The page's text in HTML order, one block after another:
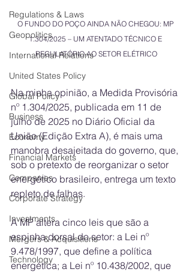
Regulations & Laws
Geopolitics
International Relations
United States Policy
Global Policy
Business
Economy
Financial Markets
Companies
Corporate Strategy
Investments
Mergers & Acquisitions
Technology
O FUNDO DO POÇO AINDA NÃO CHEGOU: MP
1.304/2025 – UM ATENTADO TÉCNICO E
REGULATÓRIO AO SETOR ELÉTRICO
Na minha opinião, a Medida Provisória
nº 1.304/2025, publicada em 11 de
julho de 2025 no Diário Oficial da
União (Edição Extra A), é mais uma
manobra desajeitada do governo, que,
sob o pretexto de reorganizar o setor
energético brasileiro, entrega um texto
repleto de falhas.
A MP altera cinco leis que são a
espinha dorsal do setor: a Lei nº
9.478/1997, que define a política
energética; a Lei nº 10.438/2002, que